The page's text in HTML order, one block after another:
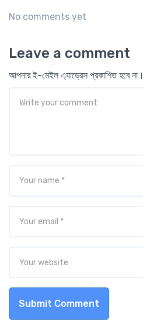
No comments yet
Leave a comment
আপনার ই-মেইল এ্যাড্রেস প্রকাশিত হবে
Submit Comment